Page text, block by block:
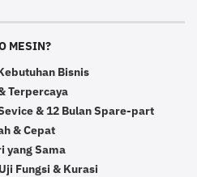
MESIN?
Bisnis
Terpercaya
& 12 Bulan Spare-part
& Cepat
yang Sama
Fungsi & Kurasi